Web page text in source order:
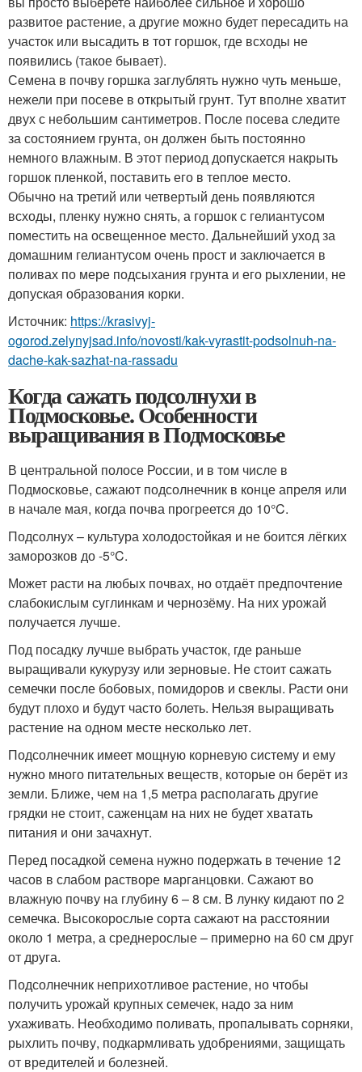
развитое растение, а другие можно будет пересадить на
участок или высадить в тот горшок, где всходы не
появились (такое бывает).
Семена в почву горшка заглублять нужно чуть меньше,
нежели при посеве в открытый грунт. Тут вполне хватит
двух с небольшим сантиметров. После посева следите
за состоянием грунта, он должен быть постоянно
немного влажным. В этот период допускается накрыть
горшок пленкой, поставить его в теплое место.
Обычно на третий или четвертый день появляются
всходы, пленку нужно снять, а горшок с гелиантусом
поместить на освещенное место. Дальнейший уход за
домашним гелиантусом очень прост и заключается в
поливах по мере подсыхания грунта и его рыхлении, не
допуская образования корки.
Источник: https://krasivyj-
ogorod.zelynyjsad.info/novosti/kak-vyrastit-podsolnuh-na-
dache-kak-sazhat-na-rassadu
Когда сажать подсолнухи в
Подмосковье. Особенности
выращивания в Подмосковье
В центральной полосе России, и в том числе в
Подмосковье, сажают подсолнечник в конце апреля или
в начале мая, когда почва прогреется до 10°C.
Подсолнух – культура холодостойкая и не боится лёгких
заморозков до -5°C.
Может расти на любых почвах, но отдаёт предпочтение
слабокислым суглинкам и чернозёму. На них урожай
получается лучше.
Под посадку лучше выбрать участок, где раньше
выращивали кукурузу или зерновые. Не стоит сажать
семечки после бобовых, помидоров и свеклы. Расти они
будут плохо и будут часто болеть. Нельзя выращивать
растение на одном месте несколько лет.
Подсолнечник имеет мощную корневую систему и ему
нужно много питательных веществ, которые он берёт из
земли. Ближе, чем на 1,5 метра располагать другие
грядки не стоит, саженцам на них не будет хватать
питания и они зачахнут.
Перед посадкой семена нужно подержать в течение 12
часов в слабом растворе марганцовки. Сажают во
влажную почву на глубину 6 – 8 см. В лунку кидают по 2
семечка. Высокорослые сорта сажают на расстоянии
около 1 метра, а среднерослые – примерно на 60 см друг
от друга.
Подсолнечник неприхотливое растение, но чтобы
получить урожай крупных семечек, надо за ним
ухаживать. Необходимо поливать, пропалывать сорняки,
рыхлить почву, подкармливать удобрениями, защищать
от вредителей и болезней.